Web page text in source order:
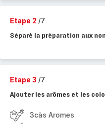
Etape 2 /7
Séparé la préparation aux
Etape 3 /7
Ajouter les arômes et les
3càs Aromes